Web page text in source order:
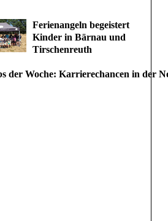
Ferienangeln begeistert
Kinder in Bärnau und
Tirschenreuth